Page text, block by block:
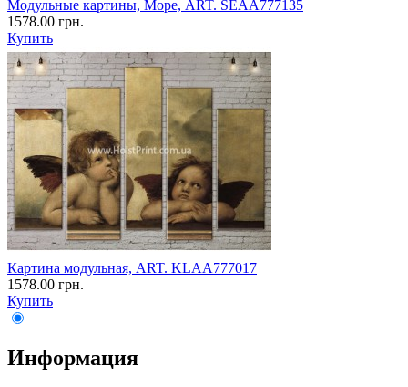
Модульные картины, Море, ART. SEAA777135
1578.00 грн.
Купить
Картина модульная, ART. KLAA777017
1578.00 грн.
Купить
Информация